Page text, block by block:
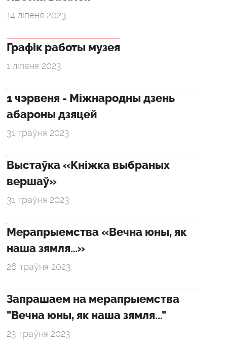
14 ліпеня 2023
Графік работы музея
1 ліпеня 2023
1 чэрвеня - Міжнародны дзень
абароны дзяцей
31 траўня 2023
Выстаўка «Кніжка выбраных
вершаў»
31 траўня 2023
Мерапрыемства «Вечна юны, як
наша зямля…»
26 траўня 2023
Запрашаем на мерапрыемства
"Вечна юны, як наша зямля..."
23 траўня 2023